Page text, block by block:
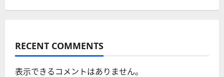
RECENT COMMENTS
表示できるコメントはありません。